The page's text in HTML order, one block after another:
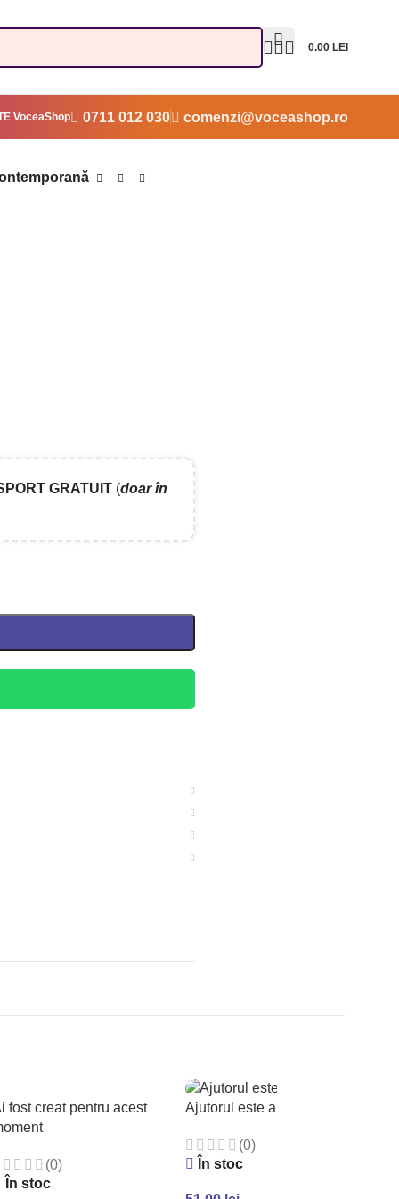
0.00 LEI
VoceaShop 0711 012 030 comenzi@voceashop.ro
GRATUIT(doar în
fost creat pentru acest
(0)
În stoc
Ajutorul este aici
(0)
În stoc